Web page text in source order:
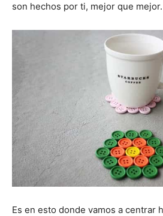
son hechos por ti, mejor que mejor.
Es en esto donde vamos a centrar